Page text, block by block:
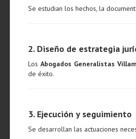
Se estudian los hechos, la
2. Diseño de estrategia
Los Abogados Generalistas
de éxito.
3. Ejecución y seguimiento
Se desarrollan las actuaciones